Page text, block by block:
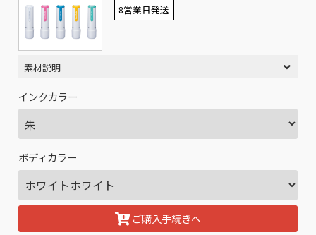
8営業日発送
素材説明
インクカラー
ボディカラー
ご購入手続きへ